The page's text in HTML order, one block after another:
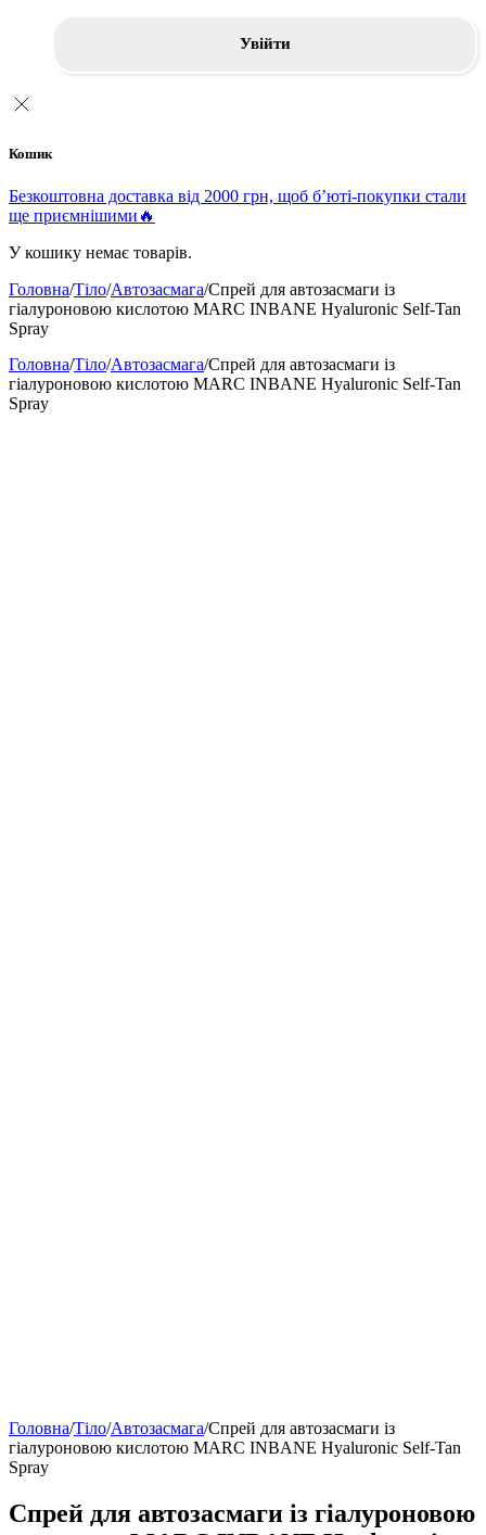
Увійти
Кошик
Безкоштовна доставка від 2000 грн, щоб б’юті-покупки стали
ще приємнішими🔥
У кошику немає товарів.
Головна/Тіло/Автозасмага/Спрей для автозасмаги із
гіалуроновою кислотою MARC INBANE Hyaluronic Self-Tan
Spray
Головна/Тіло/Автозасмага/Спрей для автозасмаги із
гіалуроновою кислотою MARC INBANE Hyaluronic Self-Tan
Spray
Головна/Тіло/Автозасмага/Спрей для автозасмаги із
гіалуроновою кислотою MARC INBANE Hyaluronic Self-Tan
Spray
Спрей для автозасмаги із гіалуроновою